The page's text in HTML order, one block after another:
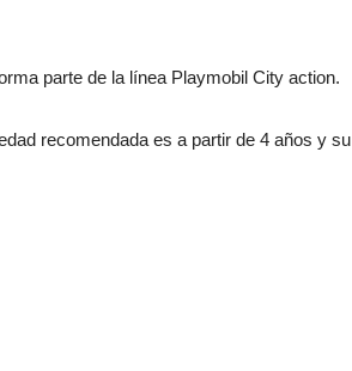
parte de la línea Playmobil City action.
recomendada es a partir de 4 años y su